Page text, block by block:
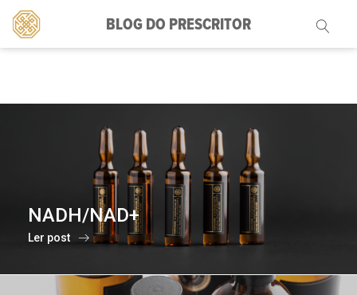
BLOG DO PRESCRITOR
Pesquisar
por:
NADH/NAD+
Ler post